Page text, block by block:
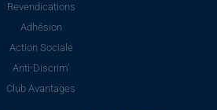
Revendications
Adhésion
Action Sociale
Anti-Discrim'
Club Avantages